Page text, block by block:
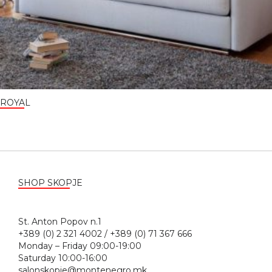
ROYAL
SHOP SKOPJE
St. Anton Popov n.1
+389 (0) 2 321 4002 / +389 (0) 71 367 666
Monday – Friday 09:00-19:00
Saturday 10:00-16:00